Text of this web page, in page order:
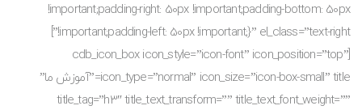
!important;padding-right: 50px !important;padding-bottom: 50px
!important;padding-left: 50px !important;}” el_class=”text-right”]
[cdb_icon_box icon_style=”icon-font” icon_position=”top”
icon_type=”normal” icon_size=”icon-box-small” title=”آموزش ما”
title_tag=”h3″ title_text_transform=”” title_text_font_weight=””